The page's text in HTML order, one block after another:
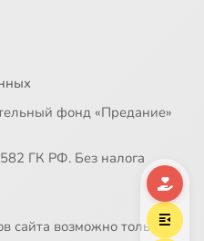
фонд «Предание»
ГК РФ. Без налога
сайта возможно только в